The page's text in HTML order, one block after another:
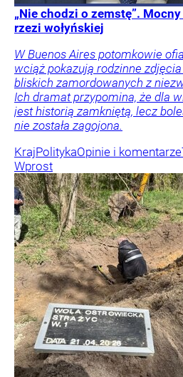
„Nie chodzi o zemstę”.
rzezi wołyńskiej
W Buenos Aires potomkowie
wciąż pokazują rodzinne
bliskich zamordowanych z
Ich dramat przypomina, że dla
jest historią zamkniętą, lecz
nie została zagojona.
KrajPolitykaOpinie i komentarze
Wprost